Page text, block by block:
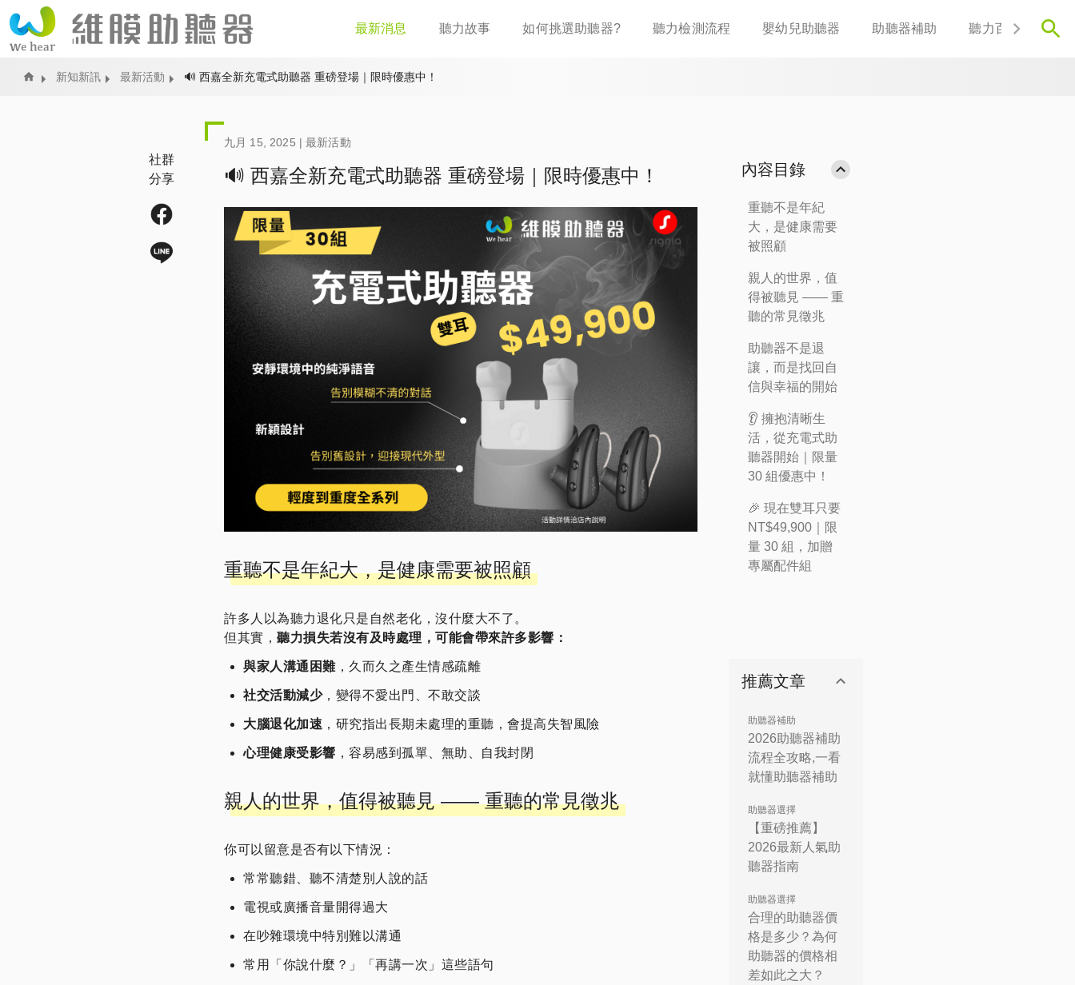
至
最新消息 聽力故事 如何挑選助聽器? 聽力檢測流程 嬰幼兒助聽器 助聽器補助 聽力百科 聯
Home 新知新訊 最新活動 🔊 西嘉全新充電式助聽器 重磅登場｜限時優惠中！
九月 15, 2025 |最新活動
🔊 西嘉全新充電式助聽器 重磅登場｜限時優惠中！
重聽不是年紀大，是健康需要被照顧
許多人以為聽力退化只是自然老化，沒什麼大不了。
但其實， 聽力損失若沒有及時處理，可能會帶來許多影響：
與家人溝通困難，久而久之產生情感疏離
社交活動減少，變得不愛出門、不敢交談
大腦退化加速 ，研究指出長期未處理的重聽，會提高失智風險
心理健康受影響 ，容易感到孤單、無助、自我封閉
親人的世界，值得被聽見 —— 重聽的常見徵兆
你可以留意是否有以下情況：
常常聽錯、聽不清楚別人說的話
電視或廣播音量開得過大
在吵雜環境中特別難以溝通
常用「你說什麼？」「再講一次」這些語句
社群
分享
內容目錄
重聽不是年紀
大，是健康需要
被照顧
親人的世界，值
得被聽見 —— 重
聽的常見徵兆
助聽器不是退
讓，而是找回自
信與幸福的開始
👂 擁抱清晰生
活，從充電式助
聽器開始｜限量
30 組優惠中！
🎉 現在雙耳只要
NT$49,900｜限
量 30 組，加贈
專屬配件組
推薦文章
助聽器補助
2026助聽器補助
流程全攻略,一看
就懂助聽器補助
助聽器選擇
【重磅推薦】
2026最新人氣助
聽器指南
助聽器選擇
合理的助聽器價
格是多少？為何
助聽器的價格相
差如此之大？